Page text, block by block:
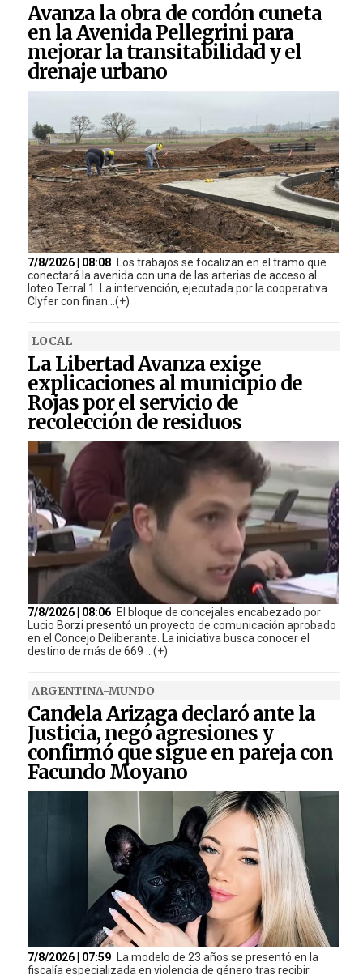
Avanza la obra de cordón cuneta
en la Avenida Pellegrini para
mejorar la transitabilidad y el
drenaje urbano
7/8/2026 | 08:08 Los trabajos se focalizan en el tramo que
conectará la avenida con una de las arterias de acceso al
loteo Terral 1. La intervención, ejecutada por la cooperativa
Clyfer con finan...(+)
LOCAL
La Libertad Avanza exige
explicaciones al municipio de
Rojas por el servicio de
recolección de residuos
7/8/2026 | 08:06 El bloque de concejales encabezado por
Lucio Borzi presentó un proyecto de comunicación aprobado
en el Concejo Deliberante. La iniciativa busca conocer el
destino de más de 669 ...(+)
ARGENTINA-MUNDO
Candela Arizaga declaró ante la
Justicia, negó agresiones y
confirmó que sigue en pareja con
Facundo Moyano
7/8/2026 | 07:59
La modelo de 23 años se presentó en la
fiscalía especializada en violencia de género tras recibir